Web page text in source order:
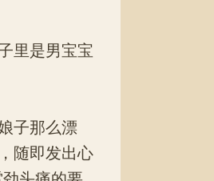
里是男宝宝
子那么漂
随即发出心